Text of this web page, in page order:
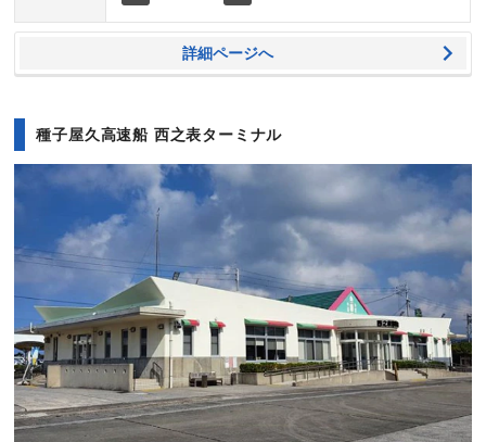
詳細ページへ
種子屋久高速船 西之表ターミナル